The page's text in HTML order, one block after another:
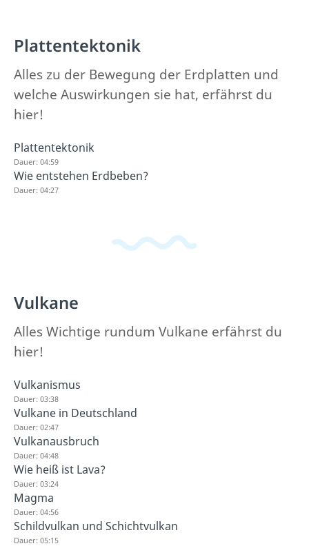
Plattentektonik
Alles zu der Bewegung der Erdplatten und
welche Auswirkungen sie hat, erfährst du
hier!
Plattentektonik
Dauer: 04:59
Wie entstehen Erdbeben?
Dauer: 04:27
Vulkane
Alles Wichtige rundum Vulkane erfährst du
hier!
Vulkanismus
Dauer: 03:38
Vulkane in Deutschland
Dauer: 02:47
Vulkanausbruch
Dauer: 04:48
Wie heiß ist Lava?
Dauer: 03:24
Magma
Dauer: 04:56
Schildvulkan und Schichtvulkan
Dauer: 05:15